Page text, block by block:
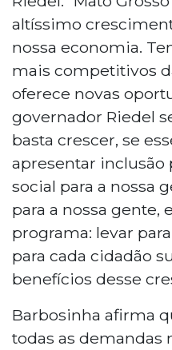
altíssimo
nossa economia.
mais competitivos
oferece novas
governador Riedel
basta crescer, se
apresentar inclusão
social para a nossa
para a nossa gente,
programa: levar
para cada cidadão
benefícios desse
Barbosinha afirma
todas as demandas